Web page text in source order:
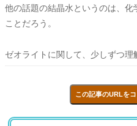
他の話題の結晶水というのは、化
ことだろう。
ゼオライトに関して、少しずつ理
この記事のURLを